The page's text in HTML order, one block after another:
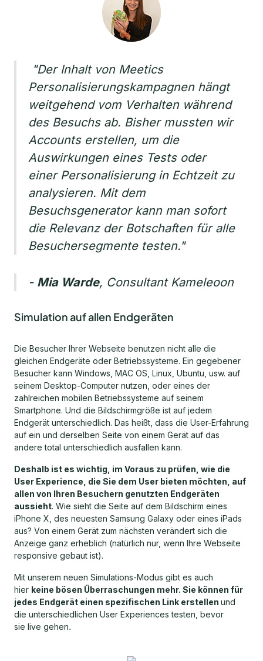
"Der Inhalt von Meetics
Personalisierungskampagnen hängt
weitgehend vom Verhalten während
des Besuchs ab. Bisher mussten wir
Accounts erstellen, um die
Auswirkungen eines Tests oder
einer Personalisierung in Echtzeit zu
analysieren. Mit dem
Besuchsgenerator kann man sofort
die Relevanz der Botschaften für alle
Besuchersegmente testen."
- Mia Warde, ‎Consultant Kameleoon
Simulation auf allen Endgeräten
Die Besucher Ihrer Webseite benutzen nicht alle die
gleichen Endgeräte oder Betriebssysteme. Ein gegebener
Besucher kann Windows, MAC OS, Linux, Ubuntu, usw. auf
seinem Desktop-Computer nutzen, oder eines der
zahlreichen mobilen Betriebssysteme auf seinem
Smartphone. Und die Bildschirmgröße ist auf jedem
Endgerät unterschiedlich. Das heißt, dass die User-Erfahrung
auf ein und derselben Seite von einem Gerät auf das
andere total unterschiedlich ausfallen kann.
Deshalb ist es wichtig, im Voraus zu prüfen, wie die
User Experience, die Sie dem User bieten möchten, auf
allen von Ihren Besuchern genutzten Endgeräten
aussieht. Wie sieht die Seite auf dem Bildschirm eines
iPhone X, des neuesten Samsung Galaxy oder eines iPads
aus? Von einem Gerät zum nächsten verändert sich die
Anzeige ganz erheblich (natürlich nur, wenn Ihre Webseite
responsive gebaut ist).
Mit unserem neuen Simulations-Modus gibt es auch
hier keine bösen Überraschungen mehr. Sie können für
jedes Endgerät einen spezifischen Link erstellen und
die unterschiedlichen User Experiences testen, bevor
sie live gehen.